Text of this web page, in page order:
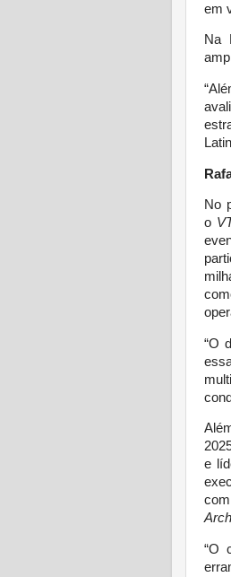
em
Na
No
o
“O
e
“O